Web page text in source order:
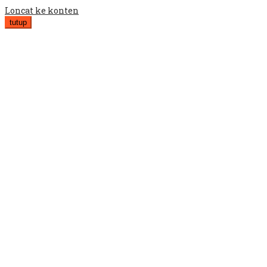
Loncat ke konten
tutup